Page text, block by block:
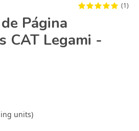
(1)
Página
CAT Legami -
units)